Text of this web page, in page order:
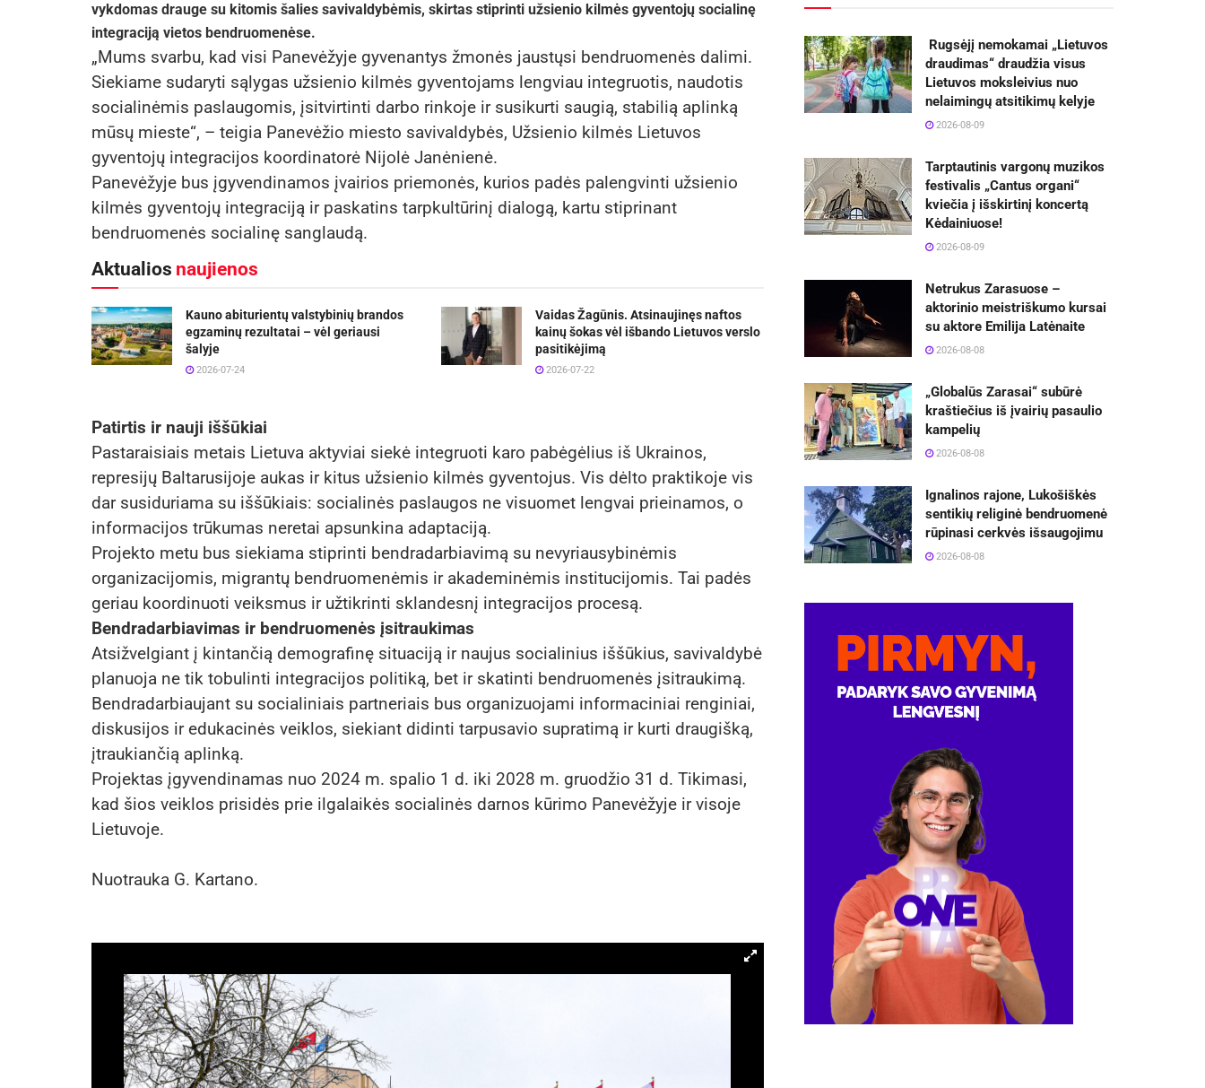
vykdomas drauge su kitomis šalies savivaldybėmis, skirtas stiprinti užsienio kilmės gyventojų socialinę
integraciją vietos bendruomenėse.
„Mums svarbu, kad visi Panevėžyje gyvenantys žmonės jaustųsi bendruomenės dalimi.
Siekiame sudaryti sąlygas užsienio kilmės gyventojams lengviau integruotis, naudotis
socialinėmis paslaugomis, įsitvirtinti darbo rinkoje ir susikurti saugią, stabilią aplinką
mūsų mieste“, – teigia Panevėžio miesto savivaldybės, Užsienio kilmės Lietuvos
gyventojų integracijos koordinatorė Nijolė Janėnienė.
Panevėžyje bus įgyvendinamos įvairios priemonės, kurios padės palengvinti užsienio
kilmės gyventojų integraciją ir paskatins tarpkultūrinį dialogą, kartu stiprinant
bendruomenės socialinę sanglaudą.
Aktualios naujienos
Kauno abiturientų valstybinių brandos
egzaminų rezultatai – vėl geriausi
šalyje
2026-07-24
Vaidas Žagūnis. Atsinaujinęs naftos
kainų šokas vėl išbando Lietuvos verslo
pasitikėjimą
2026-07-22
Patirtis ir nauji iššūkiai
Pastaraisiais metais Lietuva aktyviai siekė integruoti karo pabėgėlius iš Ukrainos,
represijų Baltarusijoje aukas ir kitus užsienio kilmės gyventojus. Vis dėlto praktikoje vis
dar susiduriama su iššūkiais: socialinės paslaugos ne visuomet lengvai prieinamos, o
informacijos trūkumas neretai apsunkina adaptaciją.
Projekto metu bus siekiama stiprinti bendradarbiavimą su nevyriausybinėmis
organizacijomis, migrantų bendruomenėmis ir akademinėmis institucijomis. Tai padės
geriau koordinuoti veiksmus ir užtikrinti sklandesnį integracijos procesą.
Bendradarbiavimas ir bendruomenės įsitraukimas
Atsižvelgiant į kintančią demografinę situaciją ir naujus socialinius iššūkius, savivaldybė
planuoja ne tik tobulinti integracijos politiką, bet ir skatinti bendruomenės įsitraukimą.
Bendradarbiaujant su socialiniais partneriais bus organizuojami informaciniai renginiai,
diskusijos ir edukacinės veiklos, siekiant didinti tarpusavio supratimą ir kurti draugišką,
įtraukiančią aplinką.
Projektas įgyvendinamas nuo 2024 m. spalio 1 d. iki 2028 m. gruodžio 31 d. Tikimasi,
kad šios veiklos prisidės prie ilgalaikės socialinės darnos kūrimo Panevėžyje ir visoje
Lietuvoje.
Nuotrauka G. Kartano.
Rugsėjį nemokamai „Lietuvos
draudimas“ draudžia visus
Lietuvos moksleivius nuo
nelaimingų atsitikimų kelyje
2026-08-09
Tarptautinis vargonų muzikos
festivalis „Cantus organi“
kviečia į išskirtinį koncertą
Kėdainiuose!
2026-08-09
Netrukus Zarasuose –
aktorinio meistriškumo kursai
su aktore Emilija Latėnaite
2026-08-08
„Globalūs Zarasai“ subūrė
kraštiečius iš įvairių pasaulio
kampelių
2026-08-08
Ignalinos rajone, Lukošiškės
sentikių religinė bendruomenė
rūpinasi cerkvės išsaugojimu
2026-08-08